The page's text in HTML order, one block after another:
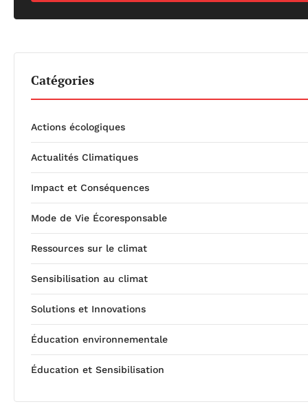
Catégories
Actions écologiques
Actualités Climatiques
Impact et Conséquences
Mode de Vie Écoresponsable
Ressources sur le climat
Sensibilisation au climat
Solutions et Innovations
Éducation environnementale
Éducation et Sensibilisation